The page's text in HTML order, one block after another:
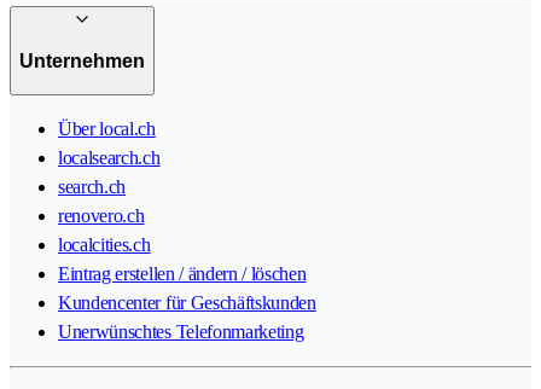
Unternehmen
Über local.ch
localsearch.ch
search.ch
renovero.ch
localcities.ch
Eintrag erstellen / ändern / löschen
Kundencenter für Geschäftskunden
Unerwünschtes Telefonmarketing